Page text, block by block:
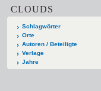
CLOUDS
Schlagwörter
Orte
Autoren / Beteiligte
Verlage
Jahre